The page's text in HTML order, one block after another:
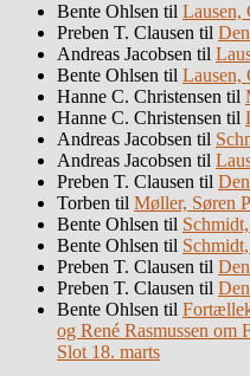
Bente Ohlsen til Lausen,
Preben T. Clausen til
Andreas Jacobsen til
Bente Ohlsen til Lausen,
Hanne C. Christensen til
Hanne C. Christensen til
Andreas Jacobsen til
Andreas Jacobsen til
Preben T. Clausen til
Torben til Møller, Søren
Bente Ohlsen til
Bente Ohlsen til
Preben T. Clausen til
Preben T. Clausen til
Bente Ohlsen til
og René Rasmussen om
Slot 18. marts